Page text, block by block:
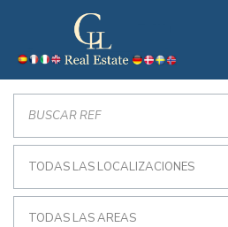
TODAS LAS LOCALIZACIONES
TODAS LAS AREAS